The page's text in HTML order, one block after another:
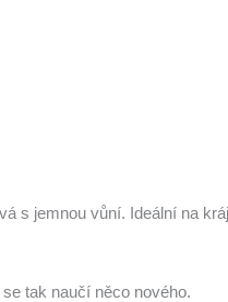
s jemnou vůní. Ideální na
tak naučí něco nového.